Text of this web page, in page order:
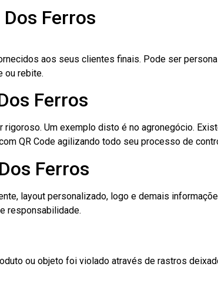
Ferros
aos seus clientes finais. Pode ser
ou rebite.
Ferros
Um exemplo disto é no agronegócio.
QR Code agilizando todo seu processo de
Ferros
layout personalizado, logo e demais
responsabilidade.
ou objeto foi violado através de rastros